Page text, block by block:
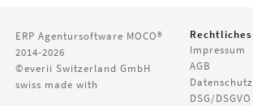
ERP Agentursoftware MOCO®
2014-2026
©everii Switzerland GmbH
swiss made with
Rechtliches
Impressum
AGB
Datenschutz
DSG/DSGVO